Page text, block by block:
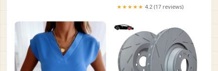
★★★★★ 4.2 (17 reviews)